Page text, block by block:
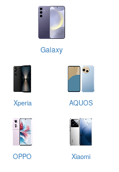
Galaxy
Xperia AQUOS
OPPO Xiaomi